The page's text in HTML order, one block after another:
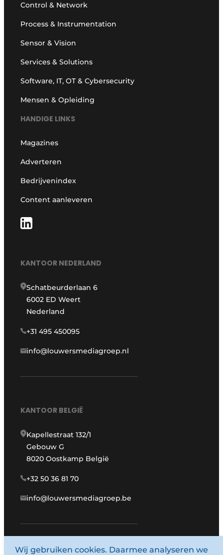
Control & Network
Process & Instrumentation
Sensor & Vision
Services & Solutions
Software, IT, OT & Cybersecurity
Mensen & Opleiding
HANDIGE LINKS
Magazines
Adverteren
Bedrijvenindex
Content aanleveren
KANTOOR NEDERLAND
Schatbeurderlaan 6
6002 ED Weert
Nederland
+31 495 450095
info@louwersmediagroep.nl
KANTOOR BELGIË
Kapellestraat 132/1
Gebouw G
8020 Oostkamp België
+32 50 36 81 70
info@louwersmediagroep.be
www.louwersmediagroep.com
Wij gebruiken cookies. Daarmee analyseren we